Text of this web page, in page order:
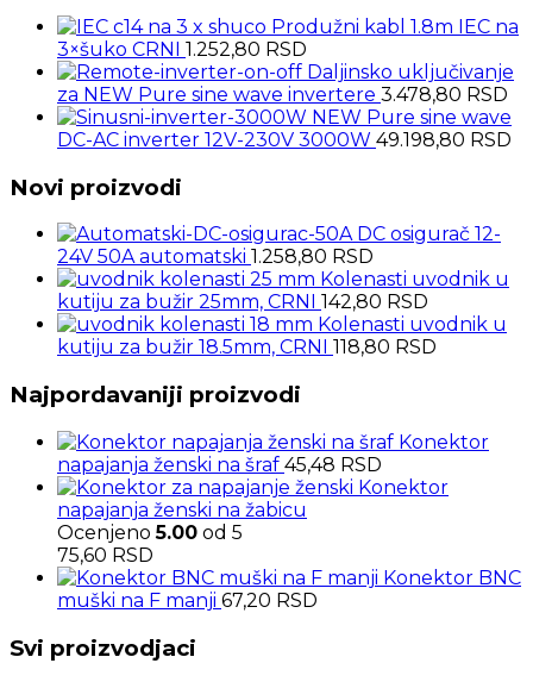
Produžni kabl 1.8m IEC na
3×šuko CRNI 1.252,80 RSD
Daljinsko uključivanje
za NEW Pure sine wave invertere 3.478,80 RSD
NEW Pure sine wave
DC-AC inverter 12V-230V 3000W 49.198,80 RSD
Novi proizvodi
DC osigurač 12-
24V 50A automatski 1.258,80 RSD
Kolenasti uvodnik u
kutiju za bužir 25mm, CRNI
142,80 RSD
Kolenasti uvodnik u
kutiju za bužir 18.5mm, CRNI
118,80 RSD
Najpordavaniji proizvodi
Konektor
napajanja ženski na šraf 45,48 RSD
Konektor
napajanja ženski na žabicu
Ocenjeno5.00 od 5
75,60 RSD
Konektor BNC
muški na F manji 67,20 RSD
Svi proizvodjaci